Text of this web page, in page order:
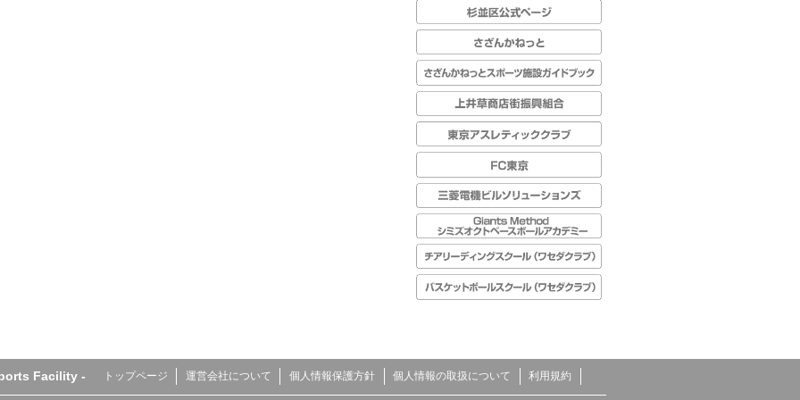
Facility - トップページ 運営会社について 個人情報保護方針 個人情報の取扱について 利用規約